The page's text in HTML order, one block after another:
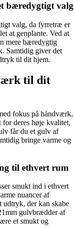
bæredygtigt valg
valg, da fyrretræ er
at genplante. Ved at
mere bæredygtig
Samtidig giver det
til dit hjem.
til dit
fokus på håndværk,
deres høje kvalitet,
får du et gulv af
bringe varme og
til ethvert rum
smukt ind i ethvert
nuancer af
der kan skabe
gulvbrædder af
et smukt og